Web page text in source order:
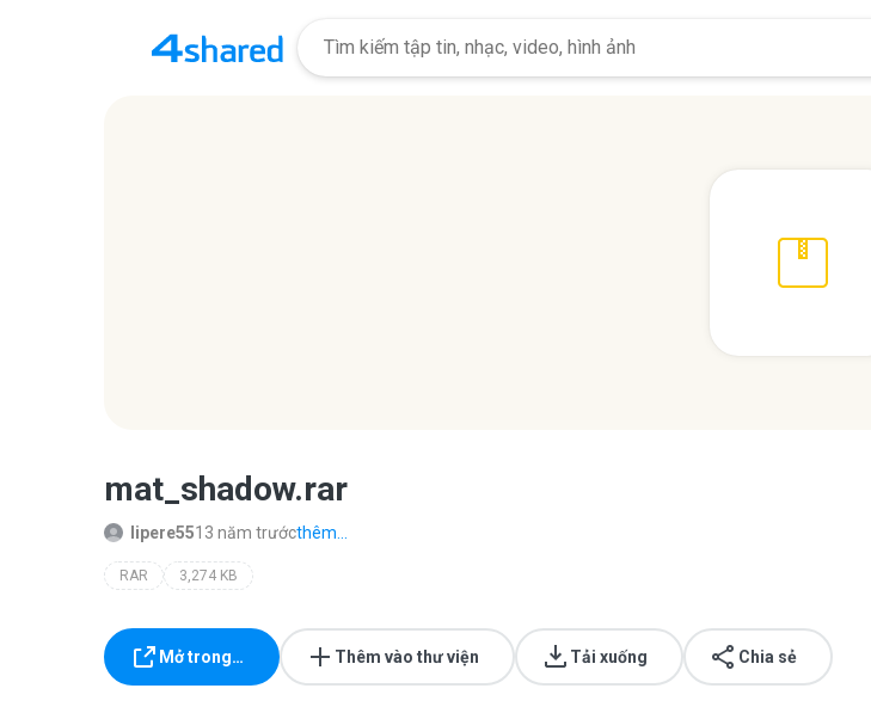
mat_shadow.rar
lipere5513 năm trướcthêm...
RAR 3,274 KB
Mở trong… Thêm vào thư viện Tải xuống Chia sẻ